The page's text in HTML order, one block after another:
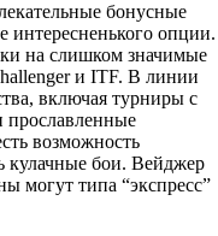
бонусные
опции.
на слишком значимые
и ITF. В линии
включая турниры с
прославленные
возможность
кулачные бои. Вейджер
могут типа “экспресс”